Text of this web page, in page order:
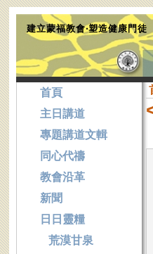
建立蒙福教會‧塑造健康門徒
首頁
主日講道
專題講道文輯
同心代禱
教會沿革
新聞
日日靈糧
荒漠甘泉